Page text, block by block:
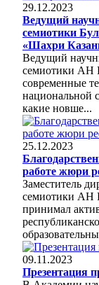
29.12.2023
Ведущий
семиотики
«Шахри
Ведущий
семиотики АН
современные
национальной
какие новше...
25.12.2023
работе жюри
Заместитель
семиотики АН
принимал
09.11.2023
Презентация